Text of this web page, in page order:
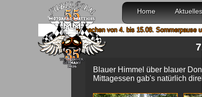
Home Aktuelles
Wir machen von 4. bis 15.08. Sommerpause und
Blauer Himmel über blauer
Mittagessen gab's natürlich